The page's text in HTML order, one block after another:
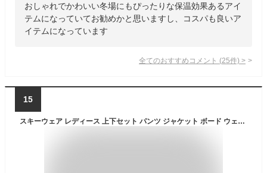
おしゃれでかわいい冬場にもぴったりな保温効果あるアイ
テムになっていてお勧めかと思いますし、コスパも良いア
イテムになっています
全てのおすすめコメント (25件) >
15
スキーウェア レディース 上下セット パンツ ジャケット ボード ウェア スノボ ウェア スノーボードウェア スノボー ウェア スノー ウェア ウエア おしゃれ かわいい 下 スノーボード スキー アウトドア 保温 中綿 撥水 防風 防寒 着 耐水 ICSKI-827 《LDY》